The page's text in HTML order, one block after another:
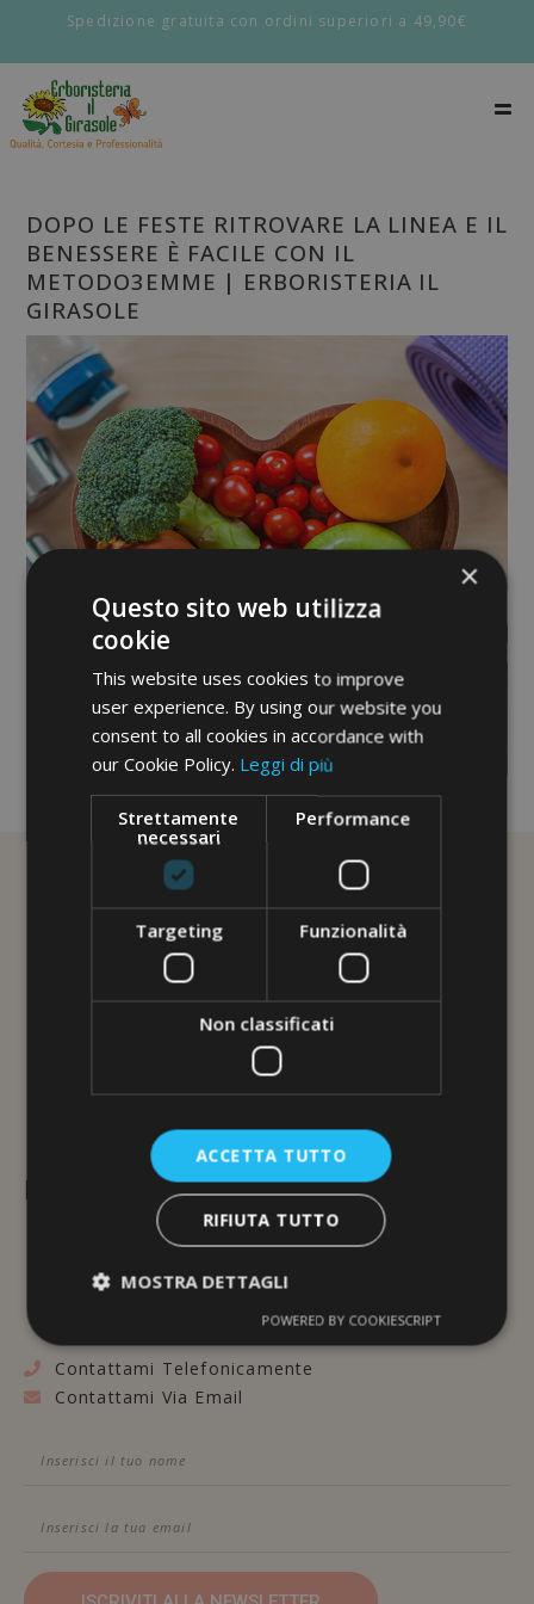
Spedizione gratuita con ordini superiori a 49,90€
DOPO LE FESTE RITROVARE LA LINEA E IL
BENESSERE È FACILE CON IL
METODO3EMME | ERBORISTERIA IL
GIRASOLE
L'ERBORISTERIA
Via Brunelleschi, 117
Contattami Telefonicamente
Contattami Via Email
×
Questo sito web utilizza
cookie
This website uses cookies to improve
user experience. By using our website you
consent to all cookies in accordance with
our Cookie Policy. Leggi di più
Strettamente
necessari
Performance
Targeting Funzionalità
Non classificati
ACCETTA TUTTO
RIFIUTA TUTTO
MOSTRA DETTAGLI
POWERED BY COOKIESCRIPT